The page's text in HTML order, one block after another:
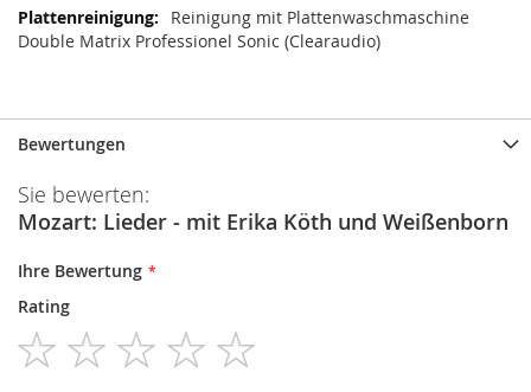
Reinigung mit Plattenwaschmaschine
Double Matrix Professionel Sonic (Clearaudio)
Bewertungen
Sie bewerten:
Mozart: Lieder - mit Erika Köth und Weißenborn
Ihre Bewertung
Rating
1
star
2
stars
3
stars
4
stars